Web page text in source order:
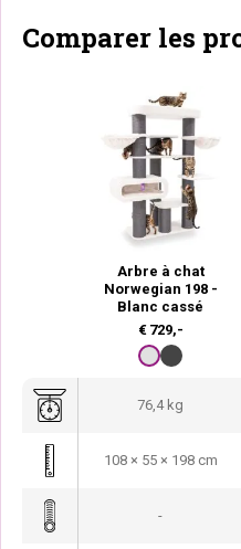
Comparer les
Arbre à chat
Norwegian 198 -
Blanc cassé
€ 729,-
76,4 kg
108 × 55 × 198 cm
-